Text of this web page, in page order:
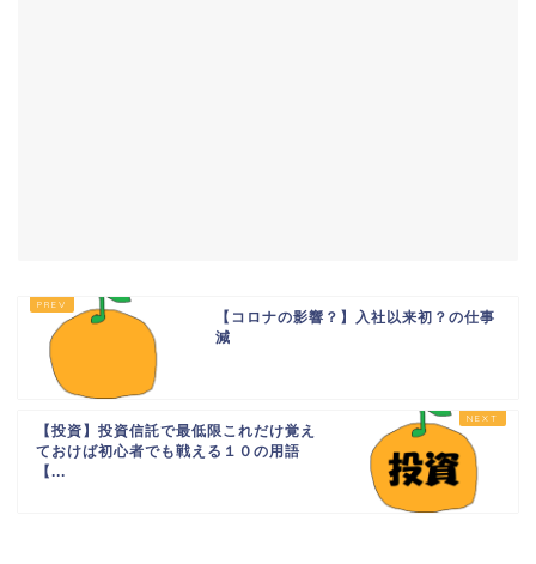
【コロナの影響？】入社以来初？の仕事
減
【投資】投資信託で最低限これだけ覚え
ておけば初心者でも戦える１０の用語
【...